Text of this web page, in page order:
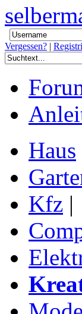
Vergessen? |
Haus
Kfz |